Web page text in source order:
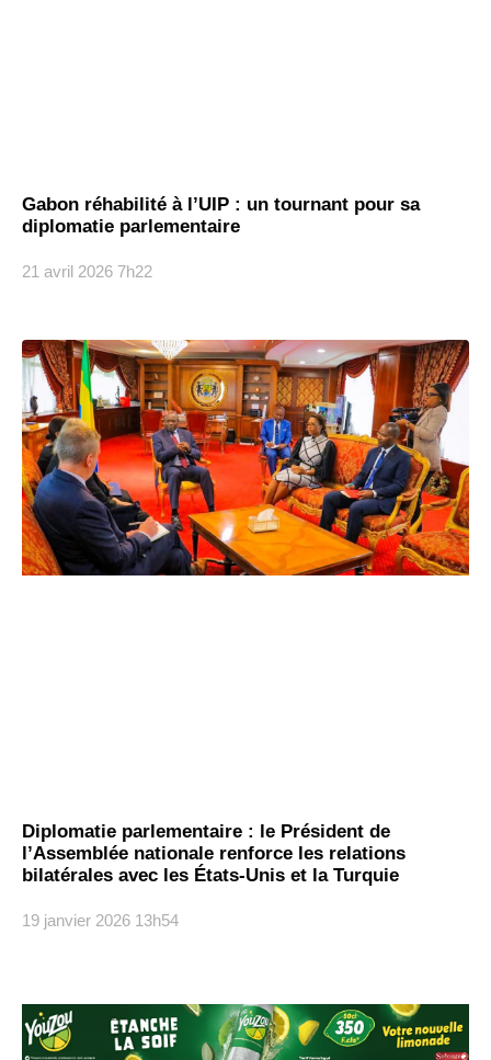
Gabon réhabilité à l’UIP : un tournant pour sa
diplomatie parlementaire
21 avril 2026 7h22
Diplomatie parlementaire : le Président de
l’Assemblée nationale renforce les relations
bilatérales avec les États-Unis et la Turquie
19 janvier 2026 13h54